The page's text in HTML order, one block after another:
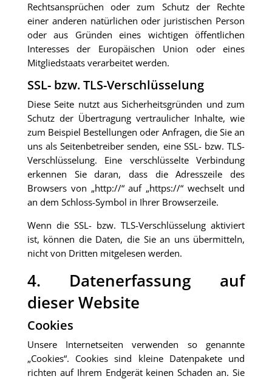
Rechtsansprüchen oder zum Schutz der Rechte
einer anderen natürlichen oder juristischen Person
oder aus Gründen eines wichtigen öffentlichen
Interesses der Europäischen Union oder eines
Mitgliedstaats verarbeitet werden.
SSL- bzw. TLS-Verschlüsselung
Diese Seite nutzt aus Sicherheitsgründen und zum
Schutz der Übertragung vertraulicher Inhalte, wie
zum Beispiel Bestellungen oder Anfragen, die Sie an
uns als Seitenbetreiber senden, eine SSL- bzw. TLS-
Verschlüsselung. Eine verschlüsselte Verbindung
erkennen Sie daran, dass die Adresszeile des
Browsers von „http://“ auf „https://“ wechselt und
an dem Schloss-Symbol in Ihrer Browserzeile.
Wenn die SSL- bzw. TLS-Verschlüsselung aktiviert
ist, können die Daten, die Sie an uns übermitteln,
nicht von Dritten mitgelesen werden.
4. Datenerfassung auf
dieser Website
Cookies
Unsere Internetseiten verwenden so genannte
„Cookies“. Cookies sind kleine Datenpakete und
richten auf Ihrem Endgerät keinen Schaden an. Sie